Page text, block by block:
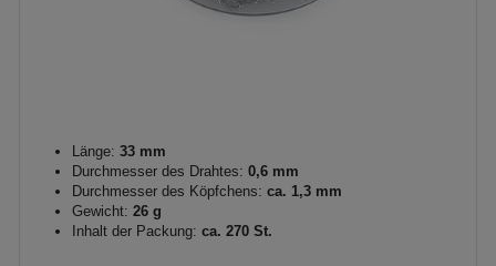
Länge: 33 mm
Durchmesser des Drahtes: 0,6 mm
Durchmesser des Köpfchens: ca. 1,3 mm
Gewicht: 26 g
Inhalt der Packung: ca. 270 St.